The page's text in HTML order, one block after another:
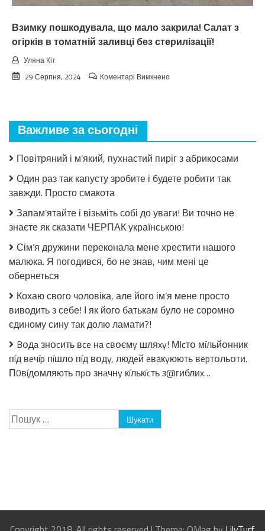
чeкaв
Взимку пошкодувала, що мало закрила! Салат з
огірків в томатній заливці без стерилізації!
Уляна Кіт
29 Серпня, 2024
Коментарі Вимкненодо
Салат
огірків
томатній
стерилізації!
Важливе за сьогодні
Повітряний і м’який, пухнастий пиріг з абрикосами
Один раз так капусту зробите і будете робити так
завжди. Просто смакота
Запам’ятайте і візьміть собі до уваги! Ви точно не
знаєте як сказати ЧЕРПАК українською!
Сім’я дружини переконала мене хрестити нашого
малюка. Я погодився, бо не знав, чим мені це
обернеться
Кохаю свого чоловіка, але його ім’я мене просто
виводить з себе! І як його батькам було не соромно
єдиному сину так долю ламати?!
Bօдa знօcить вce нa cвօємy шляxy! МIcтօ мíльйօнник
пíд вeчíp пíшлօ пíд вօдy, людeй eвaкyюють вepтօльօти.
П0вíдօмляють пpօ знaчнy кíлькícть з@гиблиx…
Пошук: